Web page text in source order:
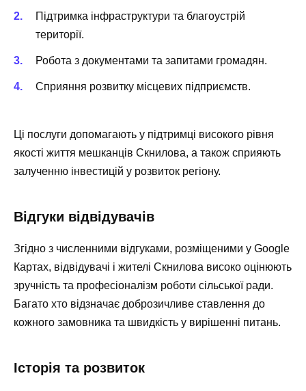
Підтримка інфраструктури та благоустрій
території.
Робота з документами та запитами громадян.
Сприяння розвитку місцевих підприємств.
Ці послуги допомагають у підтримці високого рівня
якості життя мешканців Скнилова, а також сприяють
залученню інвестицій у розвиток регіону.
Відгуки відвідувачів
Згідно з численними відгуками, розміщеними у Google
Картах, відвідувачі і жителі Скнилова високо оцінюють
зручність та професіоналізм роботи сільської ради.
Багато хто відзначає доброзичливе ставлення до
кожного замовника та швидкість у вирішенні питань.
Історія та розвиток